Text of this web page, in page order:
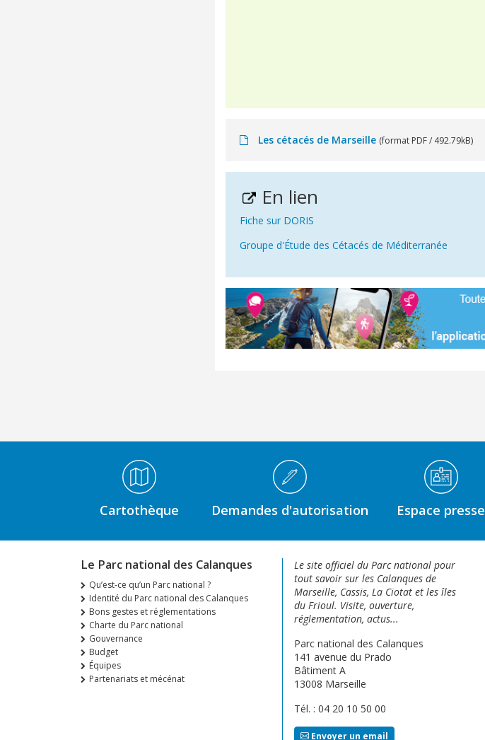
Les cétacés de Marseille (format PDF / 492.79kB)
En lien
Fiche sur DORIS
Groupe d'Étude des Cétacés de Méditerranée
Médiathèque Footer
Cartothèque Demandes d'autorisation Espace presse
Le Parc national des Calanques
Qu’est-ce qu’un Parc national ?
Identité du Parc national des Calanques
Bons gestes et réglementations
Charte du Parc national
Gouvernance
Budget
Équipes
Partenariats et mécénat
Le site officiel du Parc national pour
tout savoir sur les Calanques de
Marseille, Cassis, La Ciotat et les îles
du Frioul. Visite, ouverture,
réglementation, actus...
Parc national des Calanques
141 avenue du Prado
Bâtiment A
13008 Marseille
Tél. : 04 20 10 50 00
Envoyer un email